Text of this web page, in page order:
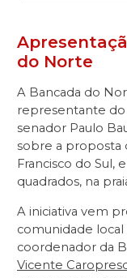
do Norte
A Bancada do
representante do
senador Paulo
sobre a proposta
Francisco do Sul,
quadrados, na
A iniciativa vem
comunidade local
coordenador da
Vicente